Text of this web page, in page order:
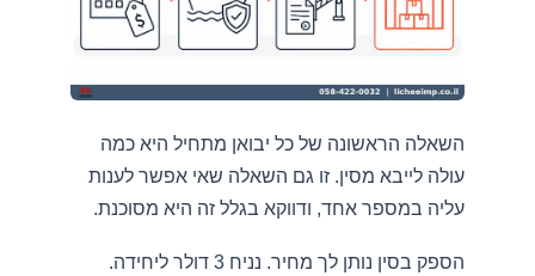
השאלה הראשונה של כל יבואן מתחיל היא כמה
עולה לייבא מסין. זו גם השאלה שאי אפשר לענות
עליה במספר אחד, ודווקא בגלל זה היא מסוכנת.
הספק בסין נותן לך מחיר. נניח 3 דולר ליחידה.